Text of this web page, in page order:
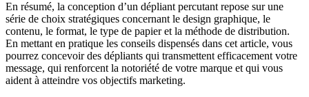
En résumé, la conception d’un dépliant percutant repose sur une
série de choix stratégiques concernant le design graphique, le
contenu, le format, le type de papier et la méthode de distribution.
En mettant en pratique les conseils dispensés dans cet article, vous
pourrez concevoir des dépliants qui transmettent efficacement votre
message, qui renforcent la notoriété de votre marque et qui vous
aident à atteindre vos objectifs marketing.